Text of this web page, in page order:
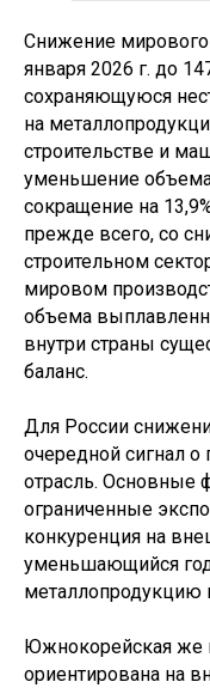
Снижение мирового
января 2026 г. до
сохраняющуюся
на
строительстве и
уменьшение
сокращение на
прежде всего, со
строительном
мировом
объема
внутри страны
баланс.
Для России
очередной сигнал
отрасль. Основные
ограниченные
конкуренция на
уменьшающийся год
металлопродукцию
Южнокорейская же
ориентирована на